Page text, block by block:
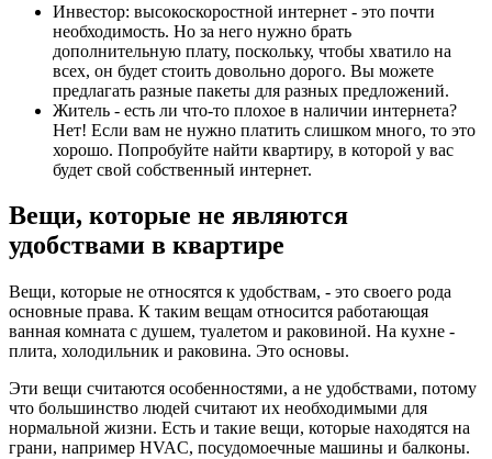
Инвестор: высокоскоростной интернет - это почти
необходимость. Но за него нужно брать
дополнительную плату, поскольку, чтобы хватило на
всех, он будет стоить довольно дорого. Вы можете
предлагать разные пакеты для разных предложений.
Житель - есть ли что-то плохое в наличии интернета?
Нет! Если вам не нужно платить слишком много, то это
хорошо. Попробуйте найти квартиру, в которой у вас
будет свой собственный интернет.
Вещи, которые не являются
удобствами в квартире
Вещи, которые не относятся к удобствам, - это своего рода
основные права. К таким вещам относится работающая
ванная комната с душем, туалетом и раковиной. На кухне -
плита, холодильник и раковина. Это основы.
Эти вещи считаются особенностями, а не удобствами, потому
что большинство людей считают их необходимыми для
нормальной жизни. Есть и такие вещи, которые находятся на
грани, например HVAC, посудомоечные машины и балконы.